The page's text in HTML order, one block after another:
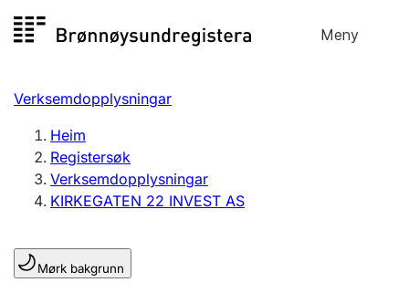
til
Meny
Registersøk
Aksjeselskap
Enkeltpersonføretak
Registrere, endre, slette
Lag og foreining
Verksemdopplysningar
Heim
Registersøk
Verksemdopplysningar
KIRKEGATEN 22 INVEST AS
Mørk bakgrunn